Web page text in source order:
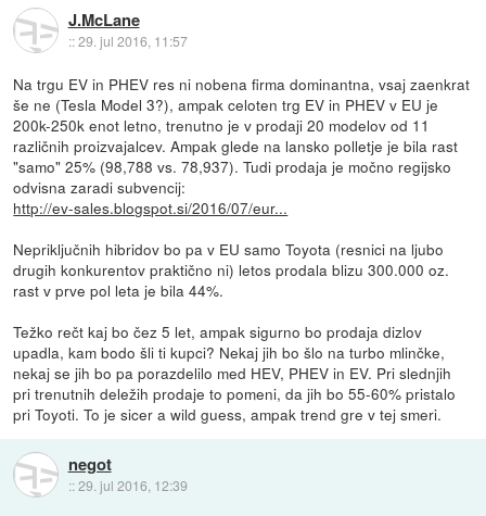
J.McLane
::29. jul 2016, 11:57
Na trgu EV in PHEV res ni nobena firma dominantna, vsaj zaenkrat
še ne (Tesla Model 3?), ampak celoten trg EV in PHEV v EU je
200k-250k enot letno, trenutno je v prodaji 20 modelov od 11
različnih proizvajalcev. Ampak glede na lansko polletje je bila rast
"samo" 25% (98,788 vs. 78,937). Tudi prodaja je močno regijsko
odvisna zaradi subvencij:
http://ev-sales.blogspot.si/2016/07/eur...
Nepriključnih hibridov bo pa v EU samo Toyota (resnici na ljubo
drugih konkurentov praktično ni) letos prodala blizu 300.000 oz.
rast v prve pol leta je bila 44%.
Težko rečt kaj bo čez 5 let, ampak sigurno bo prodaja dizlov
upadla, kam bodo šli ti kupci? Nekaj jih bo šlo na turbo mlinčke,
nekaj se jih bo pa porazdelilo med HEV, PHEV in EV. Pri slednjih
pri trenutnih deležih prodaje to pomeni, da jih bo 55-60% pristalo
pri Toyoti. To je sicer a wild guess, ampak trend gre v tej smeri.
negot
::29. jul 2016, 12:39